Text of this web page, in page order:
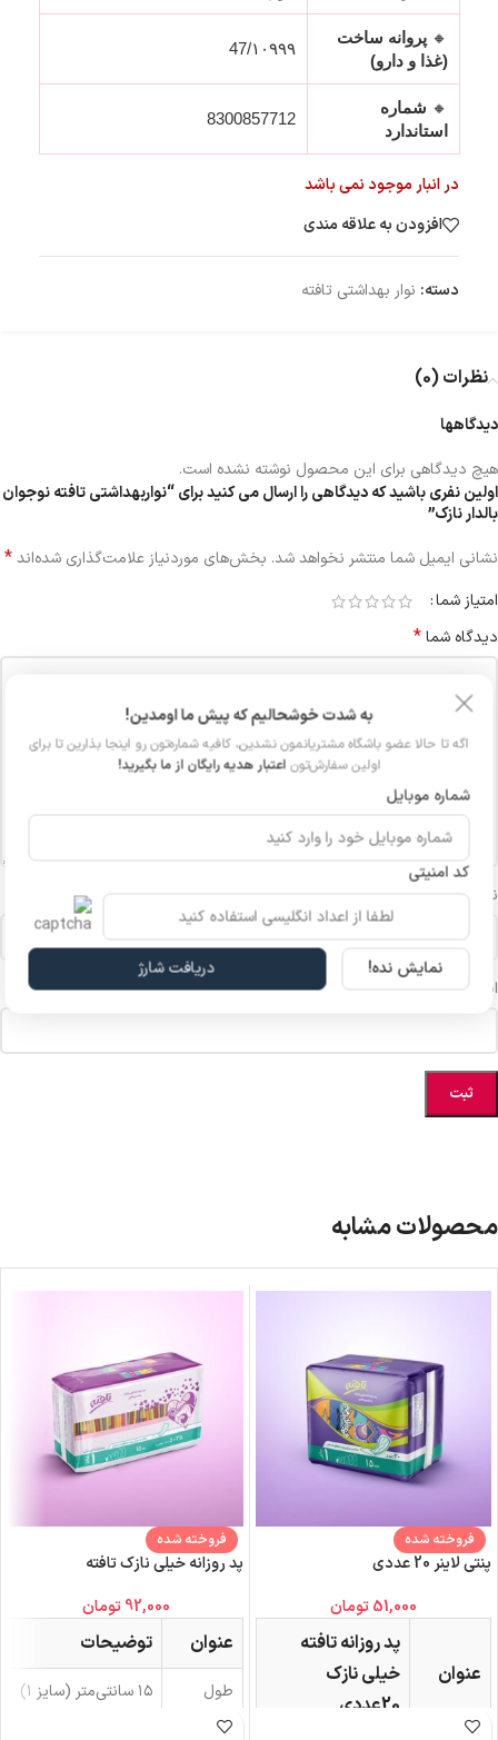
🔸 پروانه ساخت
(غذا و دارو)
47/۱۰۹۹۹
🔸 شماره
استاندارد
8300857712
در انبار موجود نمی باشد
افزودن به علاقه مندی
دسته: نوار بهداشتی تافته
نظرات (0)
دیدگاهها
هیچ دیدگاهی برای این محصول نوشته نشده است.
اولین نفری باشید که دیدگاهی را ارسال می کنید برای “نواربهداشتی تافته نوجوان
بالدار نازک”
نشانی ایمیل شما منتشر نخواهد شد. بخش‌های موردنیاز علامت‌گذاری شده‌اند*
امتیاز شما
دیدگاه شما*
نام
ایمیل
محصولات مشابه
فروخته شده
پنتی لاینر 20 عددی
51,000تومان
عنوان
پد روزانه تافته
خیلی نازک
20عددی
فروخته شده
پد روزانه خیلی نازک تافته
92,000 تومان
عنوان توضیحات
طول
۱۵ سانتی‌متر (سایز ۱)
به شدت خوشحالیم که پیش ما اومدین!
اگه تا حالا عضو باشگاه مشتریانمون نشدین، کافیه شماره‌تون رو اینجا بذارین تا برای
اولین سفارش‌تون اعتبار هدیه رایگان از ما بگیرید!
شماره موبایل
کد امنیتی
نمایش نده! دریافت شارژ